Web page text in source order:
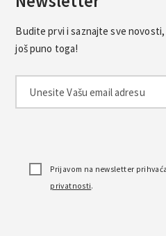
Budite prvi i saznajte sve
još puno toga!
Prijavom na newsletter
privatnosti.